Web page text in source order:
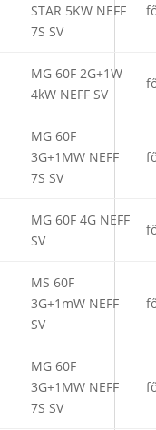
STAR 5KW NEFF
7S SV
MG 60F 2G+1W
4kW NEFF SV
MG 60F
3G+1MW NEFF
7S SV
MG 60F 4G NEFF
SV
MS 60F
3G+1mW NEFF
SV
MG 60F
3G+1MW NEFF
7S SV